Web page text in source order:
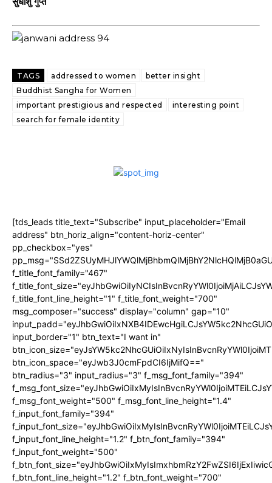
TAGS addressed to women
better insight
Buddhist Sangha for Women
important prestigious and respected
interesting point
search for female identity
[tds_leads title_text="Subscribe" input_placeholder="Email
address" btn_horiz_align="content-horiz-center"
pp_checkbox="yes"
f_title_font_family="467"
f_title_font_line_height="1" f_title_font_weight="700"
msg_composer="success" display="column" gap="10"
input_border="1" btn_text="I want in"
btn_icon_space="eyJwb3J0cmFpdCI6IjMifQ=="
btn_radius="3" input_radius="3" f_msg_font_family="394"
f_msg_font_weight="500" f_msg_font_line_height="1.4"
f_input_font_family="394"
f_input_font_line_height="1.2" f_btn_font_family="394"
f_input_font_weight="500"
f_btn_font_line_height="1.2" f_btn_font_weight="700"